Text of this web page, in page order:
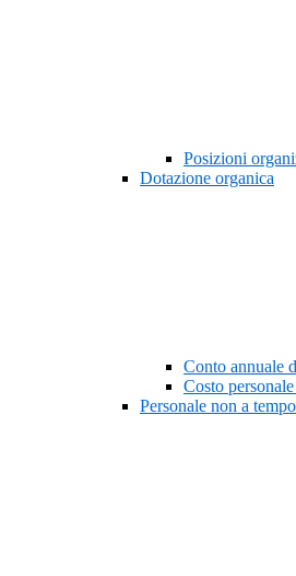
Posizioni
Dotazione organica
Conto annuale
Costo
Personale non a